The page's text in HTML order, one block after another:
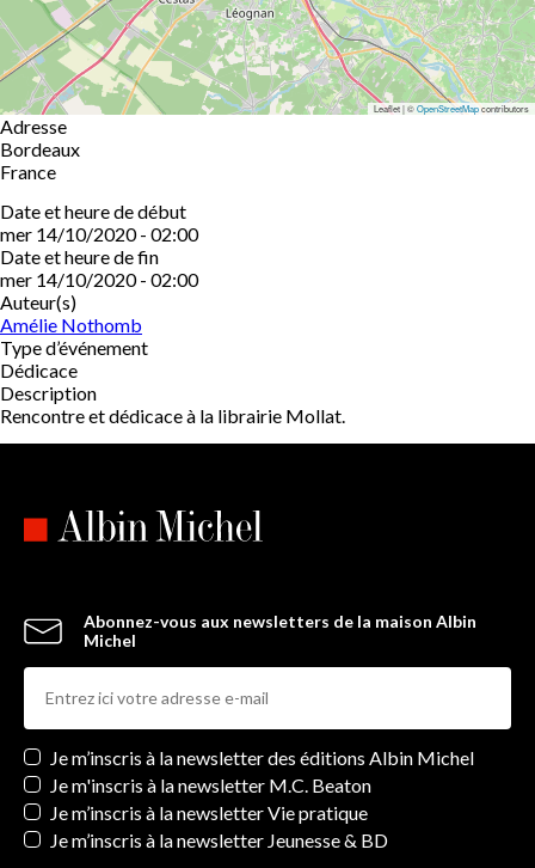
Leaflet | ©OpenStreetMapcontributors
Adresse
Bordeaux
France
Date et heure de début
mer 14/10/2020 - 02:00
Date et heure de fin
mer 14/10/2020 - 02:00
Auteur(s)
Amélie Nothomb
Type d’événement
Dédicace
Description
Rencontre et dédicace à la librairie Mollat.
Abonnez-vous aux newsletters de la maison Albin
Michel
Newsletters
Je m’inscris à la newsletter des éditions Albin Michel
Je m'inscris à la newsletter M.C. Beaton
Je m’inscris à la newsletter Vie pratique
Je m’inscris à la newsletter Jeunesse & BD